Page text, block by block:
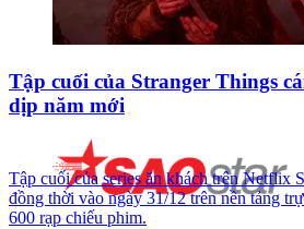
Tập cuối của Stranger Things
dịp năm mới
Tập cuối của series ăn khách trên Netflix
đồng thời vào ngày 31/12 trên nền tảng
600 rạp chiếu phim.